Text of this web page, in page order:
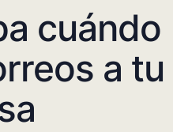
cuándo
a tu